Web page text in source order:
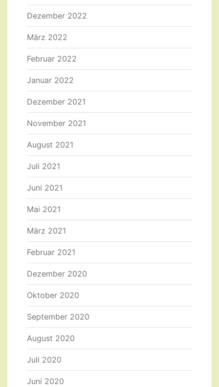
Dezember 2022
März 2022
Februar 2022
Januar 2022
Dezember 2021
November 2021
August 2021
Juli 2021
Juni 2021
Mai 2021
März 2021
Februar 2021
Dezember 2020
Oktober 2020
September 2020
August 2020
Juli 2020
Juni 2020